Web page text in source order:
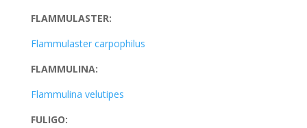
FLAMMULASTER:
Flammulaster carpophilus
FLAMMULINA:
Flammulina velutipes
FULIGO: